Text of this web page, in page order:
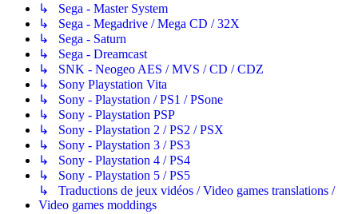
↳ Sega - Master System
↳ Sega - Megadrive / Mega CD / 32X
↳ Sega - Saturn
↳ Sega - Dreamcast
↳ SNK - Neogeo AES / MVS / CD / CDZ
↳ Sony Playstation Vita
↳ Sony - Playstation / PS1 / PSone
↳ Sony - Playstation PSP
↳ Sony - Playstation 2 / PS2 / PSX
↳ Sony - Playstation 3 / PS3
↳ Sony - Playstation 4 / PS4
↳ Sony - Playstation 5 / PS5
↳ Traductions de jeux vidéos / Video games translations /
Video games moddings